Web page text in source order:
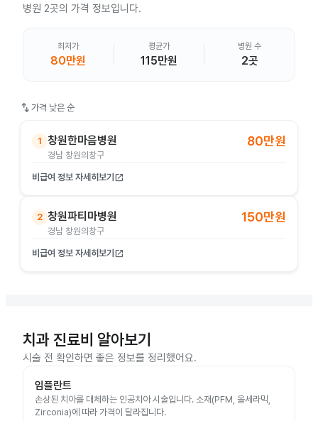
병원 2곳의 가격 정보입니다.
최저가
80만원
평균가
115만원
병원 수
2곳
swap_vert 가격 낮은 순
1 창원한마음병원
경남 창원의창구
80만원
비급여 정보 자세히보기 open_in_new
2 창원파티마병원
경남 창원의창구
150만원
비급여 정보 자세히보기 open_in_new
치과 진료비 알아보기
시술 전 확인하면 좋은 정보를 정리했어요.
임플란트
손상된 치아를 대체하는 인공치아 시술입니다. 소재(PFM, 올세라믹,
Zirconia)에 따라 가격이 달라집니다.